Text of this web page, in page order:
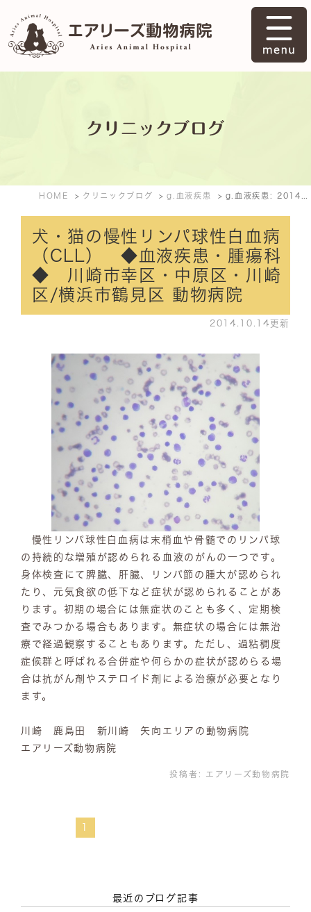
クリニックブログ
HOME クリニックブログ g.血液疾患
犬・猫の慢性リンパ球性白血病
（CLL） ◆血液疾患・腫瘍科
◆ 川崎市幸区・中原区・川崎
区/横浜市鶴見区 動物病院
2014.10.14更新
慢性リンパ球性白血病は末梢血や骨髄でのリンパ球
の持続的な増殖が認められる血液のがんの一つです。
身体検査にて脾臓、肝臓、リンパ節の腫大が認められ
たり、元気食欲の低下など症状が認められることがあ
ります。初期の場合には無症状のことも多く、定期検
査でみつかる場合もあります。無症状の場合には無治
療で経過観察することもあります。ただし、過粘稠度
症候群と呼ばれる合併症や何らかの症状が認めらる場
合は抗がん剤やステロイド剤による治療が必要となり
ます。
川崎 鹿島田 新川崎 矢向エリアの動物病院
エアリーズ動物病院
投稿者: エアリーズ動物病院
1
最近のブログ記事